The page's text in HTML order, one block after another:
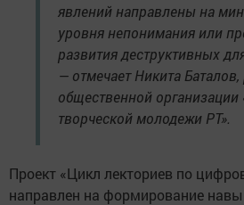
явлений направлены на
уровня непонимания или
развития деструктивных
— отмечает Никита
общественной организации
творческой молодежи РТ».
Проект «Цикл лекториев по
направлен на формирование